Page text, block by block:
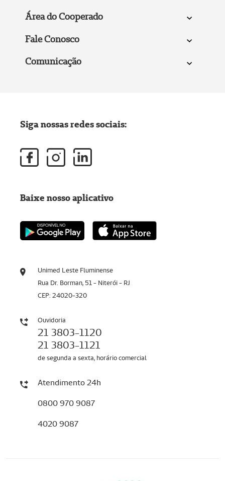
Área do Cooperado
Fale Conosco
Comunicação
Unimed Leste Fluminense
Rua Dr. Borman, 51 - Niterói - RJ
CEP: 24020-320
Ouvidoria
21 3803-1120
21 3803-1121
de segunda a sexta, horário comercial
Atendimento 24h
0800 970 9087
4020 9087
Siga nossas redes sociais:
Baixe nosso aplicativo